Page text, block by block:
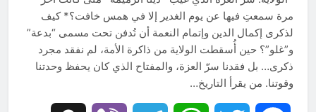
13 ساعة Ago
اتفاقية مكة للدفاع المشترك: الخفايا
النووية والتكنولوجية غير المعلنة… نحو
هندسة ردع جديدة في الشرق الأوسط ؟
16 ساعة Ago
مرة سمعتِ فيها عن يوم الغدير إلا في همس خافت؟* كيف
لذكرى إكمال الدين وإتمام النعمة أن تُدفن تحت مسمى “بدعة”
و”غلو”؟ حين أُسقطت الولاية من ذاكرة الأمة، لم نفقد مجرد
ذكرى… بل فقدنا سرّ العزة، والمفتاح الذي كان يحفظ وحدتنا
وقوتنا. من يقرأ التاريخ…